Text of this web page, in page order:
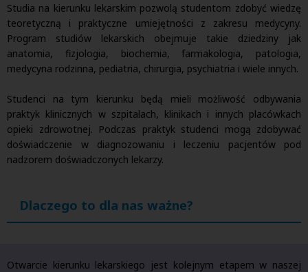
Studia na kierunku lekarskim pozwolą studentom zdobyć wiedzę
teoretyczną i praktyczne umiejętności z zakresu medycyny.
Program studiów lekarskich obejmuje takie dziedziny jak
anatomia, fizjologia, biochemia, farmakologia, patologia,
medycyna rodzinna, pediatria, chirurgia, psychiatria i wiele innych.
Studenci na tym kierunku będą mieli możliwość odbywania
praktyk klinicznych w szpitalach, klinikach i innych placówkach
opieki zdrowotnej. Podczas praktyk studenci mogą zdobywać
doświadczenie w diagnozowaniu i leczeniu pacjentów pod
nadzorem doświadczonych lekarzy.
Dlaczego to dla nas ważne?
Otwarcie kierunku lekarskiego jest kolejnym etapem w naszej